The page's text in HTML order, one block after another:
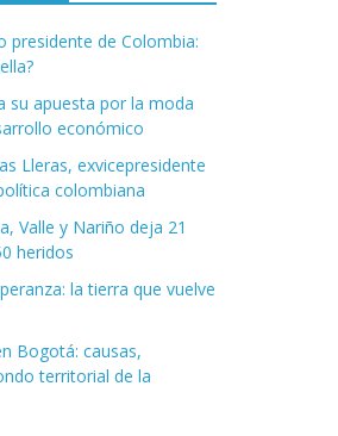
presidente de Colombia:
su apuesta por la moda
económico
Lleras, exvicepresidente
colombiana
Valle y Nariño deja 21
heridos
la tierra que vuelve
Bogotá: causas,
territorial de la